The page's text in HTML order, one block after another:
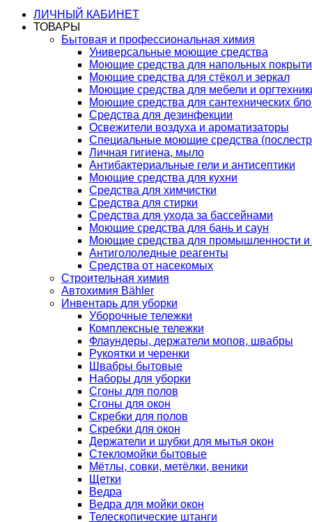
ЛИЧНЫЙ КАБИНЕТ
ТОВАРЫ
Бытовая и профессиональная химия
Универсальные моющие средства
Моющие средства для напольных
Моющие средства для стёкол и зеркал
Моющие средства для мебели и
Моющие средства для сантехнических
Средства для дезинфекции
Освежители воздуха и ароматизаторы
Специальные моющие средства
Личная гигиена, мыло
Антибактериальные гели и антисептики
Моющие средства для кухни
Средства для химчистки
Средства для стирки
Средства для ухода за бассейнами
Моющие средства для бань и саун
Моющие средства для промышленности и
Антигололедные реагенты
Средства от насекомых
Строительная химия
Автохимия Bähler
Инвентарь для уборки
Уборочные тележки
Комплексные тележки
Флаундеры, держатели мопов, швабры
Рукоятки и черенки
Швабры бытовые
Наборы для уборки
Сгоны для полов
Сгоны для окон
Скребки для полов
Скребки для окон
Держатели и шубки для мытья окон
Стекломойки бытовые
Мётлы, совки, метёлки, веники
Щетки
Ведра
Ведра для мойки окон
Телескопические штанги